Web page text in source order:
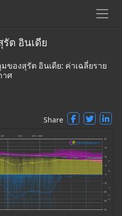
ต อินเดีย
องสุรัต อินเดีย: ค่าเฉลี่ยราย
าศ
Share